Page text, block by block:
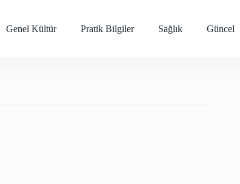
Genel Kültür Pratik Bilgiler Sağlık Güncel